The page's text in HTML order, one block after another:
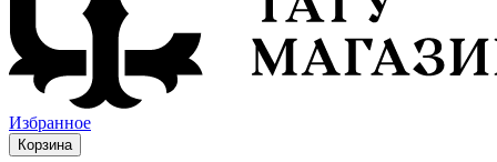
Избранное
Корзина